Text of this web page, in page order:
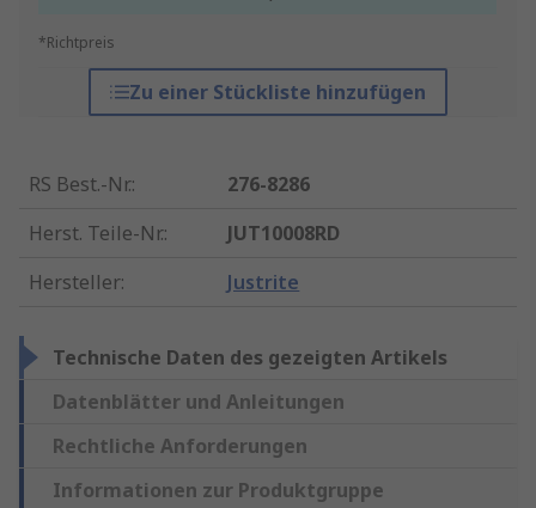
*Richtpreis
Zu einer Stückliste hinzufügen
RS Best.-Nr.:
276-8286
Herst. Teile-Nr.:
JUT10008RD
Hersteller: Justrite
Technische Daten des gezeigten Artikels
Datenblätter und Anleitungen
Rechtliche Anforderungen
Informationen zur Produktgruppe